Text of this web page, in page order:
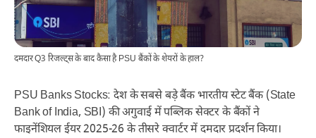
दमदार Q3 रिजल्ट्स के बाद कैसा है PSU बैंकों के शेयरों के हाल?
PSU Banks Stocks: देश के सबसे बड़े बैंक भारतीय स्टेट बैंक (State
Bank of India, SBI) की अगुवाई में पब्लिक सेक्टर के बैंकों ने
फाइनेंशियल ईयर 2025-26 के तीसरे क्वार्टर में दमदार प्रदर्शन किया।